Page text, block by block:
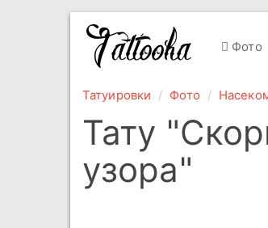
Фото
Татуировки Фото
Тату
узора"